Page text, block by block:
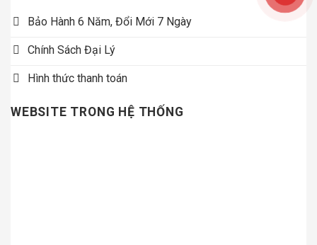
Bảo Hành 6 Năm, Đổi Mới 7 Ngày
Chính Sách Đại Lý
Hình thức thanh toán
WEBSITE TRONG HỆ THỐNG